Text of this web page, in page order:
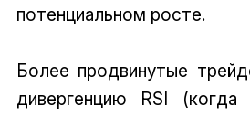
потенциальном росте.
Более продвинутые
дивергенцию RSI (когда